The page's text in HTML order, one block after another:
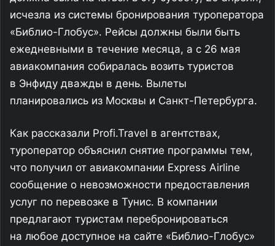
исчезла из системы бронирования туроператора
«Библио-Глобус». Рейсы должны были быть
ежедневными в течение месяца, а с 26 мая
авиакомпания собиралась возить туристов
в Энфиду дважды в день. Вылеты
планировались из Москвы и Санкт-Петербурга.
Как рассказали Profi.Travel в агентствах,
туроператор объяснил снятие программы тем,
что получил от авиакомпании Express Airline
сообщение о невозможности предоставления
услуг по перевозке в Тунис. В компании
предлагают туристам перебронироваться
на любое доступное на сайте «Библио-Глобус»